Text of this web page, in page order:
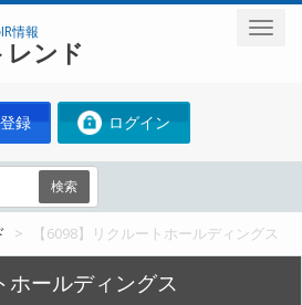
情報
ンド
録 ログイン
検索
【6098】リクルートホールディングス
ホールディングス